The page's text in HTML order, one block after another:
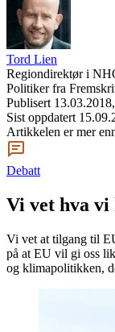
Tord Lien
Regiondirektør i
Politiker fra
Publisert
Sist oppdatert
Artikkelen er mer
Debatt
Vi vet hva
Vi vet at tilgang til
på at EU vil gi oss
og klimapolitikken,